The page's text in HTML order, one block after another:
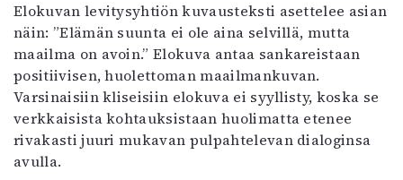
Elokuvan levitysyhtiön kuvausteksti asettelee asian
näin: ”Elämän suunta ei ole aina selvillä, mutta
maailma on avoin.” Elokuva antaa sankareistaan
positiivisen, huolettoman maailmankuvan.
Varsinaisiin kliseisiin elokuva ei syyllisty, koska se
verkkaisista kohtauksistaan huolimatta etenee
rivakasti juuri mukavan pulpahtelevan dialoginsa
avulla.